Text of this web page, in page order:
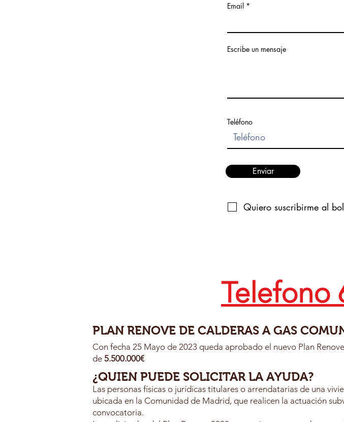
Email
Escribe un mensaje
Teléfono
Enviar
Quiero suscribirme al
Telefono
PLAN RENOVE DE CALDERAS A GAS
Con fecha 25 Mayo de 2023 queda aprobado el nuevo Plan
de 5.500.000€
¿QUIEN PUEDE SOLICITAR LA AYUDA?
Las personas físicas o jurídicas titulares o arrendatarias de una
ubicada en la Comunidad de Madrid, que realicen la actuación
convocatoria.